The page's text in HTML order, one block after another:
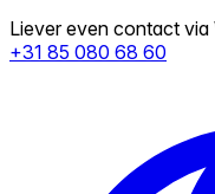
Liever even contact via
+31 85 080 68 60